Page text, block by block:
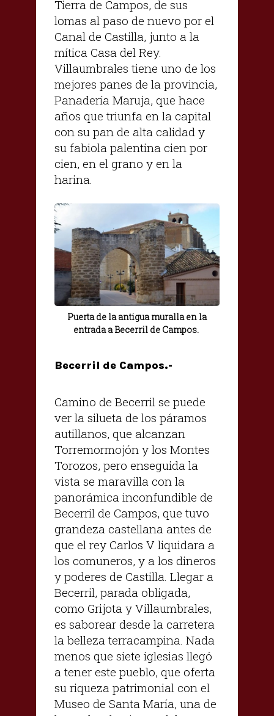
Tierra de Campos, de sus
lomas al paso de nuevo por el
Canal de Castilla, junto a la
mítica Casa del Rey.
Villaumbrales tiene uno de los
mejores panes de la provincia,
Panadería Maruja, que hace
años que triunfa en la capital
con su pan de alta calidad y
su fabiola palentina cien por
cien, en el grano y en la
harina.
Puerta de la antigua muralla en la
entrada a Becerril de Campos.
Becerril de Campos.-
Camino de Becerril se puede
ver la silueta de los páramos
autillanos, que alcanzan
Torremormojón y los Montes
Torozos, pero enseguida la
vista se maravilla con la
panorámica inconfundible de
Becerril de Campos, que tuvo
grandeza castellana antes de
que el rey Carlos V liquidara a
los comuneros, y a los dineros
y poderes de Castilla. Llegar a
Becerril, parada obligada,
como Grijota y Villaumbrales,
es saborear desde la carretera
la belleza terracampina. Nada
menos que siete iglesias llegó
a tener este pueblo, que oferta
su riqueza patrimonial con el
Museo de Santa María, una de